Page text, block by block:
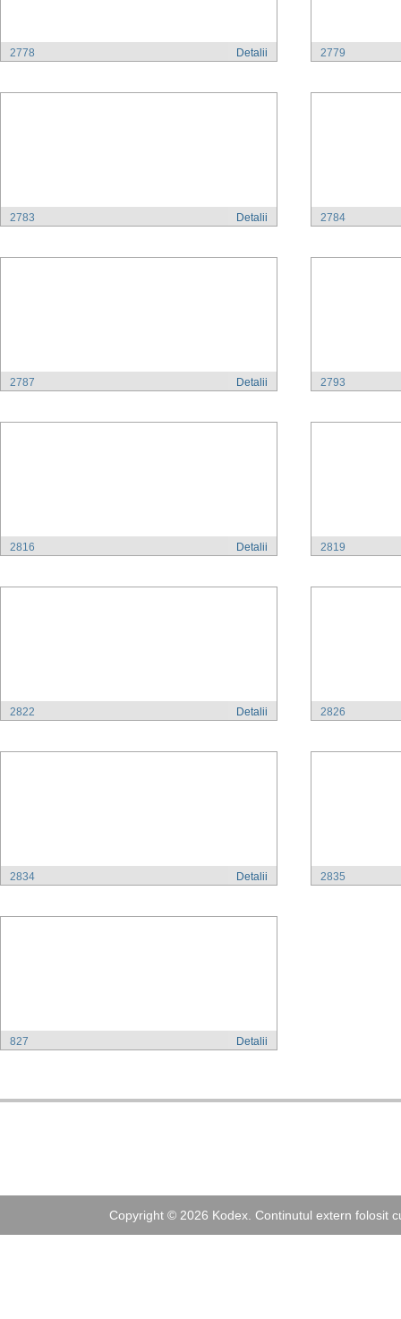
Detalii
2778 2779
Detalii
2783 2784
Detalii
2787 2793
Detalii
2816 2819
Detalii
2822 2826
Detalii
2834 2835
Detalii
827
Copyright © 2026 Kodex. Continutul extern folosit